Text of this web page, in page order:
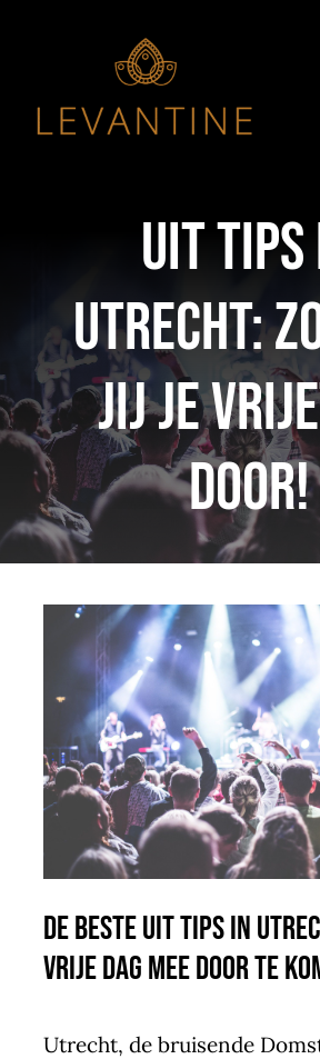
Dry-Aged
Groepsdiner
Impressie
Blog
Uit tips
Utrecht:
jij je
door!
De beste uit tips in
vrije dag mee door te
Utrecht, de bruisende